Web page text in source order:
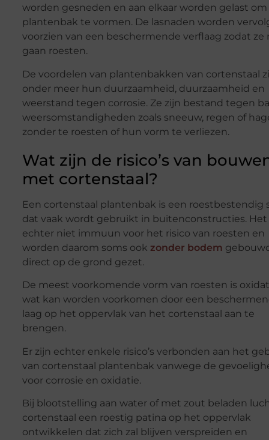
worden gesneden en aan elkaar worden gelast
plantenbak te vormen. De lasnaden worden
voorzien van een beschermende verflaag zodat ze
gaan roesten.
De voordelen van plantenbakken van cortenstaal
onder meer hun duurzaamheid, duurzaamheid en
weerstand tegen corrosie. Ze zijn bestand tegen
weersomstandigheden zoals sneeuw, regen of
zonder te roesten of hun vorm te verliezen.
Wat zijn de risico’s van
met cortenstaal?
Een cortenstaal plantenbak is een roestbestendig
dat vaak wordt gebruikt in buitenconstructies. Het
echter niet immuun voor het risico van roesten en
worden daarom soms ook zonder bodem
direct op de grond gezet.
De meest voorkomende vorm van roesten is
wat kan worden voorkomen door een
laag op het oppervlak van het cortenstaal aan te
brengen.
Er zijn echter enkele risico’s verbonden aan het
van cortenstaal plantenbak vanwege de
voor corrosie en oxidatie.
Bij blootstelling aan water of met zout beladen
cortenstaal een roestig patina op het oppervlak
ontwikkelen dat zich zal blijven verspreiden en